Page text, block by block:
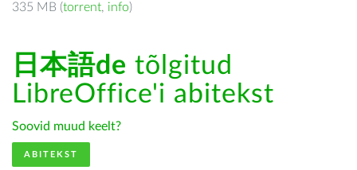
335 MB (torrent, info)
日本語de tõlgitud
LibreOffice'i abitekst
Soovid muud keelt?
ABITEKST